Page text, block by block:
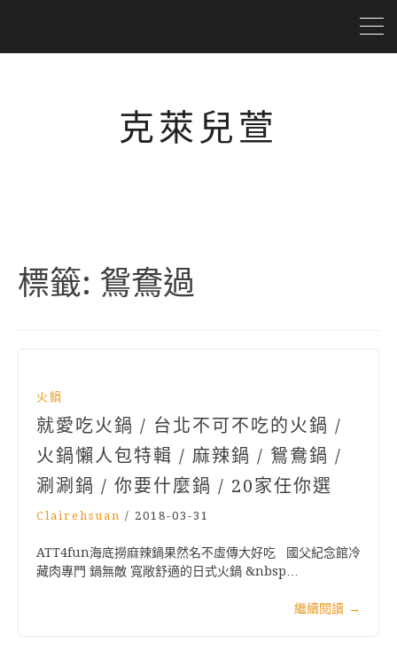
克萊兒萱
標籤: 鴛鴦過
火鍋
就愛吃火鍋 / 台北不可不吃的火鍋 /
火鍋懶人包特輯 / 麻辣鍋 / 鴛鴦鍋 /
涮涮鍋 / 你要什麼鍋 / 20家任你選
Clairehsuan / 2018-03-31
ATT4fun海底撈麻辣鍋果然名不虛傳大好吃 國父紀念館冷
藏肉專門 鍋無敵 寬敞舒適的日式火鍋 &nbsp…
繼續閱讀 →